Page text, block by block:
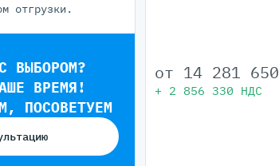
отгрузки.
ВЫБОРОМ?
ВРЕМЯ!
ПОСОВЕТУЕМ
от 14 281 650
+ 2 856 330 НДС